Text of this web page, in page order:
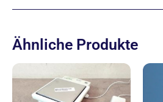
Ähnliche Produkte